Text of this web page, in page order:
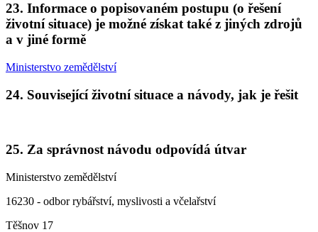
23. Informace o popisovaném postupu (o řešení
životní situace) je možné získat také z jiných zdrojů
a v jiné formě
Ministerstvo zemědělství
24. Související životní situace a návody, jak je řešit
25. Za správnost návodu odpovídá útvar
Ministerstvo zemědělství
16230 - odbor rybářství, myslivosti a včelařství
Těšnov 17